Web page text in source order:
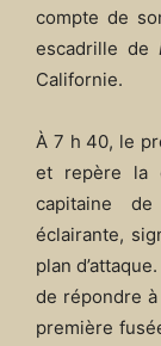
compte de
escadrille de
Californie.
À 7 h 40, le
et repère la
capitaine
éclairante,
plan
de répondre
première